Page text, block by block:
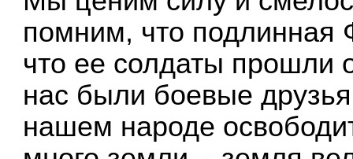
помним, что подлинная
что ее солдаты прошли
нас были боевые
нашем народе